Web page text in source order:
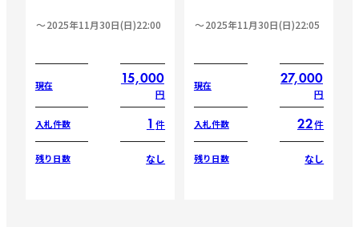
2025年11月30日(日)22:00
現在 15,000
円
入札件数 1 件
残り日数 なし
2025年11月30日(日)22:05
現在 27,000
円
入札件数 22件
残り日数 なし